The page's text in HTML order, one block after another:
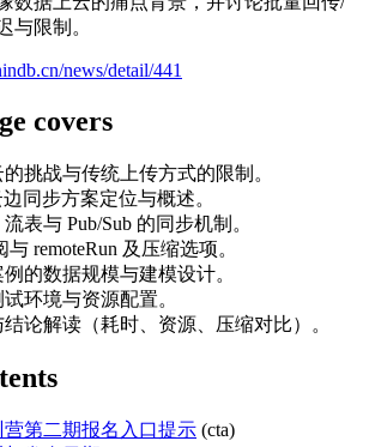
与限制。
news/detail/441
covers
挑战与传统上传方式的限制。
同步方案定位与概述。
表与 Pub/Sub 的同步机制。
remoteRun 及压缩选项。
的数据规模与建模设计。
环境与资源配置。
论解读（耗时、资源、压缩对比）。
第二期报名入口提示 (cta)